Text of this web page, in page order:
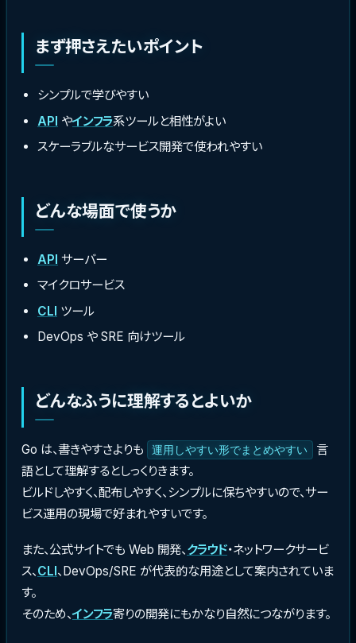
まず押さえたいポイント
シンプルで学びやすい
API やインフラ系ツールと相性がよい
スケーラブルなサービス開発で使われやすい
どんな場面で使うか
API サーバー
マイクロサービス
CLI ツール
DevOps や SRE 向けツール
どんなふうに理解するとよいか
Go は、書きやすさよりも 運用しやすい形でまとめやすい
言
語として理解するとしっくりきます。
ビルドしやすく、配布しやすく、シンプルに保ちやすいので、サー
ビス運用の現場で好まれやすいです。
また、公式サイトでも Web 開発、クラウド・ネットワークサービ
ス、CLI 、DevOps/SRE が代表的な用途として案内されていま
す。
そのため、インフラ寄りの開発にもかなり自然につながります。